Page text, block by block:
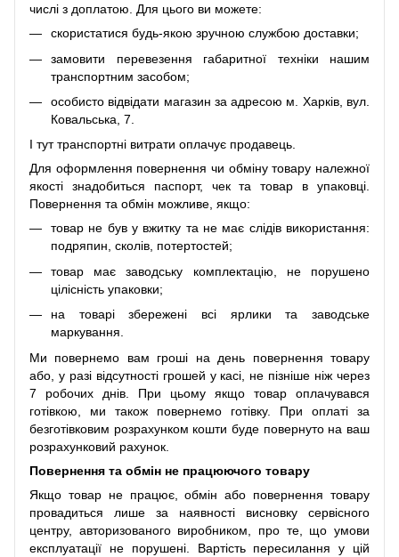
числі з доплатою. Для цього ви можете:
скористатися будь-якою зручною службою доставки;
замовити перевезення габаритної техніки нашим
транспортним засобом;
особисто відвідати магазин за адресою м. Харків, вул.
Ковальська, 7.
І тут транспортні витрати оплачує продавець.
Для оформлення повернення чи обміну товару належної
якості знадобиться паспорт, чек та товар в упаковці.
Повернення та обмін можливе, якщо:
товар не був у вжитку та не має слідів використання:
подряпин, сколів, потертостей;
товар має заводську комплектацію, не порушено
цілісність упаковки;
на товарі збережені всі ярлики та заводське
маркування.
Ми повернемо вам гроші на день повернення товару
або, у разі відсутності грошей у касі, не пізніше ніж через
7 робочих днів. При цьому якщо товар оплачувався
готівкою, ми також повернемо готівку. При оплаті за
безготівковим розрахунком кошти буде повернуто на ваш
розрахунковий рахунок.
Повернення та обмін не працюючого товару
Якщо товар не працює, обмін або повернення товару
провадиться лише за наявності висновку сервісного
центру, авторизованого виробником, про те, що умови
експлуатації не порушені. Вартість пересилання у цій